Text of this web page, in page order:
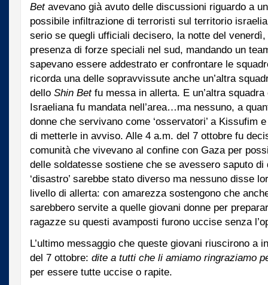
Betavevano già avuto delle discussioni riguardo a
possibile infiltrazione di terroristi sul territorio
serio se quegli ufficiali decisero, la notte del
presenza di forze speciali nel sud, mandando un
sapevano essere addestrato er confrontare le
ricorda una delle sopravvissute anche un’altra
dello Shin Betfu messa in allerta. E un’altra
Israeliana fu mandata nell’area…ma nessuno, a
donne che servivano come ‘osservatori’ a Kissufim
di metterle in avviso. Alle 4 a.m. del 7 ottobre fu
comunità che vivevano al confine con Gaza per
delle soldatesse sostiene che se avessero saputo di
‘disastro’ sarebbe stato diverso ma nessuno disse
livello di allerta: con amarezza sostengono che
sarebbero servite a quelle giovani donne per
ragazze su questi avamposti furono uccise senza
L’ultimo messaggio che queste giovani riuscirono a
del 7 ottobre: dite a tutti che li amiamo ringraziamo
per essere tutte uccise o rapite.